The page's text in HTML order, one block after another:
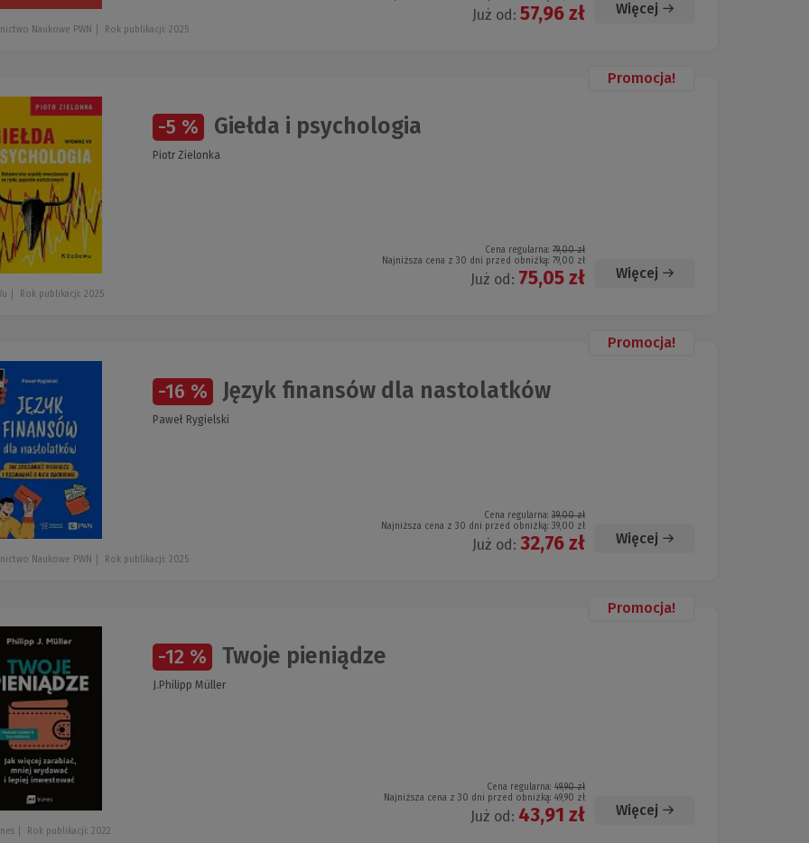
Już od: 57,96 zł Więcej
Naukowe PWN Rok publikacji: 2025
Promocja!
-5 % Giełda i psychologia
Piotr Zielonka
Cena regularna: 79,00 zł
Najniższa cena z 30 dni przed obniżką: 79,00 zł
Już od: 75,05 zł Więcej
Rok publikacji: 2025
Promocja!
-16 % Język finansów dla nastolatków
Paweł Rygielski
Cena regularna: 39,00 zł
Najniższa cena z 30 dni przed obniżką: 39,00 zł
Już od: 32,76 zł Więcej
Naukowe PWN Rok publikacji: 2025
Promocja!
-12 % Twoje pieniądze
J.Philipp Müller
Cena regularna: 49,90 zł
Najniższa cena z 30 dni przed obniżką: 49,90 zł
Już od: 43,91 zł Więcej
Rok publikacji: 2022